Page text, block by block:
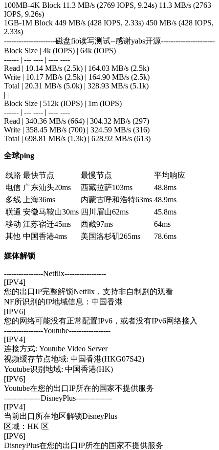
100MB-4K Block 11.3 MB/s (2769 IOPS, 9.24s) 11.3 MB/s (2763
IOPS, 9.26s)
1GB-1M Block 449 MB/s (428 IOPS, 2.33s) 450 MB/s (428 IOPS,
2.33s)
---------------------磁盘fio读写测试--感谢yabs开源----------------------
Block Size | 4k (IOPS) | 64k (IOPS)
------ | --- ---- | ---- ----
Read | 10.14 MB/s (2.5k) | 164.03 MB/s (2.5k)
Write | 10.17 MB/s (2.5k) | 164.90 MB/s (2.5k)
Total | 20.31 MB/s (5.0k) | 328.93 MB/s (5.1k)
| |
Block Size | 512k (IOPS) | 1m (IOPS)
------ | --- ---- | ---- ----
Read | 340.36 MB/s (664) | 304.32 MB/s (297)
Write | 358.45 MB/s (700) | 324.59 MB/s (316)
Total | 698.81 MB/s (1.3k) | 628.92 MB/s (613)
全球ping
线路 最快节点 最慢节点
平均响应
电信 广东汕头20ms 西藏拉萨103ms
48.8ms
多线
上海36ms 内蒙古呼和浩特63ms 48.9ms
联通 安徽马鞍山30ms 四川眉山62ms
45.8ms
移动 江苏宿迁45ms 西藏97ms
64ms
其他 中国香港4ms 美国洛杉矶265ms 78.6ms
媒体解锁
----------------Netflix-----------------
[IPV4]
您的出口IP完整解锁Netflix，支持非自制剧的观看
NF所识别的IP地域信息：中国香港
[IPV6]
您的网络可能没有正常配置IPv6，或者没有IPv6网络接入
----------------Youtube-----------------
[IPV4]
连接方式: Youtube Video Server
视频缓存节点地域: 中国香港(HKG07S42)
Youtube识别地域: 中国香港(HK)
[IPV6]
Youtube在您的出口IP所在的国家不提供服务
---------------DisneyPlus---------------
[IPV4]
当前出口所在地区解锁DisneyPlus
区域：HK 区
[IPV6]
DisneyPlus在您的出口IP所在的国家不提供服务